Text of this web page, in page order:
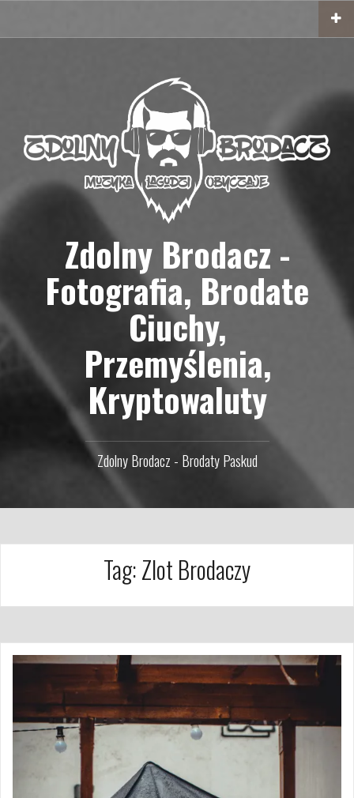
treści
Zdolny Brodacz -
Fotografia, Brodate
Ciuchy,
Przemyślenia,
Kryptowaluty
Zdolny Brodacz - Brodaty Paskud
Tag:Zlot Brodaczy